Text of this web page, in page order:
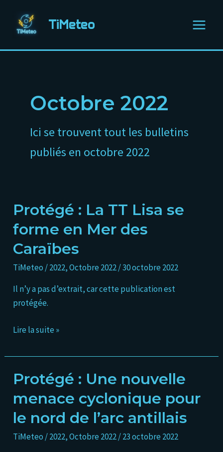
contenu
TiMeteo
Menu
Octobre 2022
Ici se trouvent tout les bulletins
publiés en octobre 2022
Protégé : La TT Lisa se
forme en Mer des
Caraïbes
TiMeteo /2022,Octobre 2022/30 octobre 2022
Il n’y a pas d’extrait, car cette publication est
protégée.
Protégé :
TT
Lisa
se
en
Mer
Caraïbes
Lire la suite »
Protégé : Une nouvelle
menace cyclonique pour
le nord de l’arc antillais
TiMeteo /2022,Octobre 2022/23 octobre 2022
Protégé :
nouvelle
menace
cyclonique